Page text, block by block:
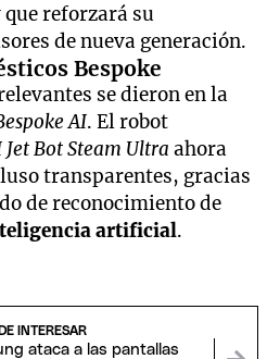
que reforzará su
de nueva generación.
Bespoke
se dieron en la
AI. El robot
Jet Bot Steam Ultra ahora
transparentes, gracias
de reconocimiento de
artificial.
INTERESAR
ataca a las pantallas